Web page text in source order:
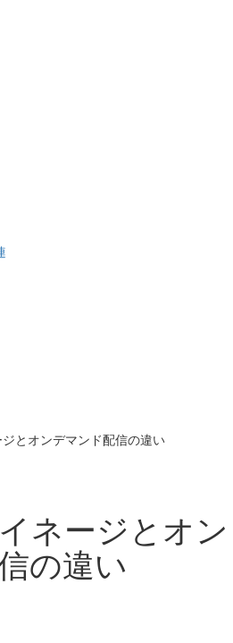
とオンデマンド配信の違い
ネージとオン
の違い